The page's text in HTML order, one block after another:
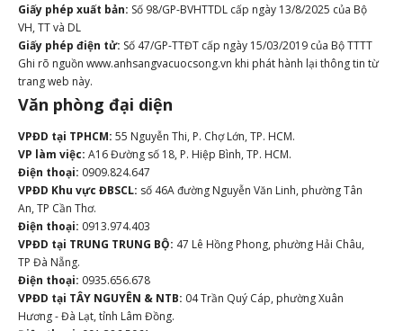
Giấy phép xuất bản: Số 98/GP-BVHTTDL cấp ngày 13/8/2025 của Bộ
VH, TT và DL
Giấy phép điện tử: Số 47/GP-TTĐT cấp ngày 15/03/2019 của Bộ TTTT
Ghi rõ nguồn www.anhsangvacuocsong.vn khi phát hành lại thông tin từ
trang web này.
Văn phòng đại diện
VPĐD tại TPHCM: 55 Nguyễn Thi, P. Chợ Lớn, TP. HCM.
VP làm việc: A16 Đường số 18, P. Hiệp Bình, TP. HCM.
Điện thoại: 0909.824.647
VPĐD Khu vực ĐBSCL: số 46A đường Nguyễn Văn Linh, phường Tân
An, TP Cần Thơ.
Điện thoại: 0913.974.403
VPĐD tại TRUNG TRUNG BỘ: 47 Lê Hồng Phong, phường Hải Châu,
TP Đà Nẵng.
Điện thoại: 0935.656.678
VPĐD tại TÂY NGUYÊN & NTB: 04 Trần Quý Cáp, phường Xuân
Hương - Đà Lạt, tỉnh Lâm Đồng.